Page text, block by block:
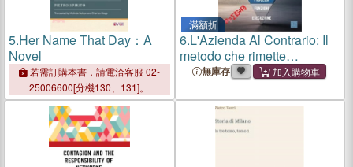
5.Her Name That Day：A
Novel
若需訂購本書，請電洽客服 02-
25006600[分機130、131]。
滿額折
6.L'Azienda Al Contrario: Il
metodo che rimette
l'imprenditore al centro:
semplificazioni e risparmi
無庫存